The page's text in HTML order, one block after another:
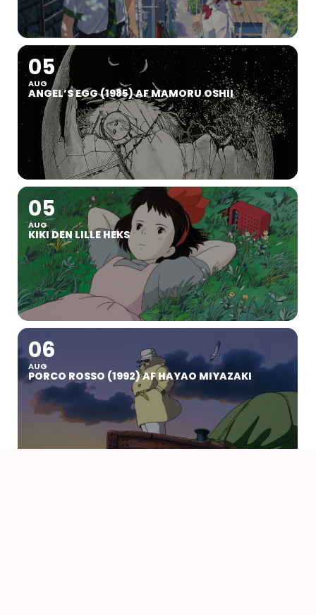
05
AUG
ANGEL’S EGG (1985) AF MAMORU OSHII
05
AUG
KIKI DEN LILLE HEKS
06
AUG
PORCO ROSSO (1992) AF HAYAO MIYAZAKI